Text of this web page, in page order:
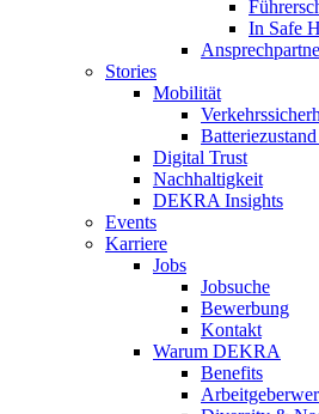
In Safe
Stories
Mobilität
Digital Trust
Nachhaltigkeit
DEKRA Insights
Events
Karriere
Jobs
Jobsuche
Bewerbung
Kontakt
Warum DEKRA
Benefits